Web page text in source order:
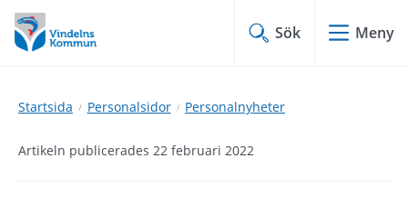
Hoppa
till
innehåll
Hoppa
till
undermeny
Sök Meny
Startsida Personalsidor Personalnyheter
Artikeln publicerades 22 februari 2022